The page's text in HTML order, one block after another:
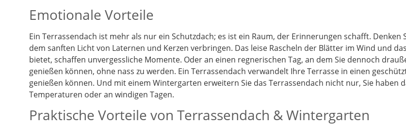
Emotionale Vorteile
Ein Terrassendach ist mehr als nur ein Schutzdach; es ist ein Raum, der Erinnerungen schafft.
dem sanften Licht von Laternen und Kerzen verbringen. Das leise Rascheln der Blätter im Wind und
bietet, schaffen unvergessliche Momente. Oder an einen regnerischen Tag, an dem Sie dennoch
genießen können, ohne nass zu werden. Ein Terrassendach verwandelt Ihre Terrasse in einen
genießen können. Und mit einem Wintergarten erweitern Sie das Terrassendach nicht nur, Sie
Temperaturen oder an windigen Tagen.
Praktische Vorteile von Terrassendach & Wintergarten